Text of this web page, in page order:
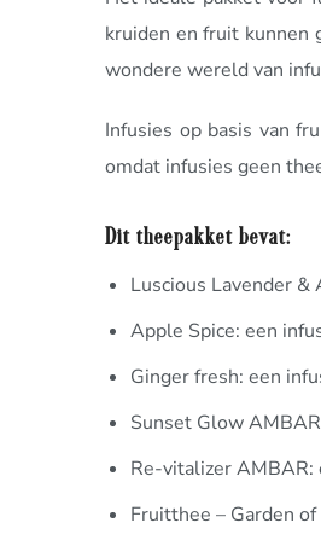
kruiden en fruit kunnen
wondere wereld van
Infusies op basis van
omdat infusies geen
Dit theepakket bevat:
Luscious Lavender
Apple Spice: een
Ginger fresh: een
Sunset Glow
Re-vitalizer AMBAR:
Fruitthee – Garden